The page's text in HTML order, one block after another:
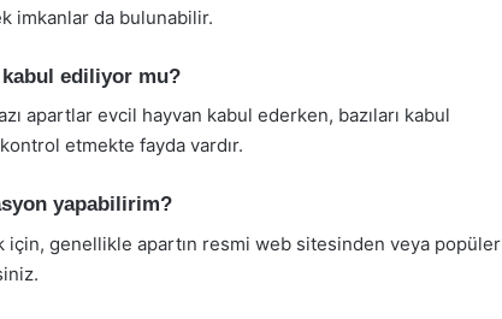
imkanlar da bulunabilir.
ediliyor mu?
apartlar evcil hayvan kabul ederken, bazıları kabul
etmekte fayda vardır.
yapabilirim?
için, genellikle apartın resmi web sitesinden veya popüler